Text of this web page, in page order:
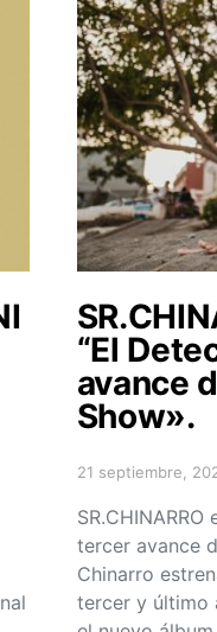
“El
avance
Show».
Posted on
21 septiembre,
SR.CHINARRO
tercer avance
Chinarro
tercer y último